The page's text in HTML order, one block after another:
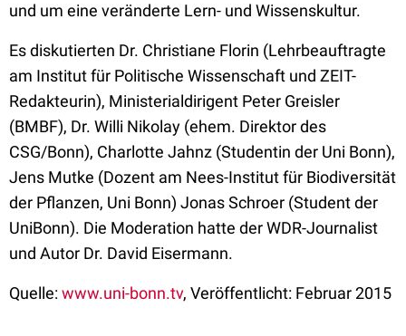
und um eine veränderte Lern- und Wissenskultur.
Es diskutierten Dr. Christiane Florin (Lehrbeauftragte
am Institut für Politische Wissenschaft und ZEIT-
Redakteurin), Ministerialdirigent Peter Greisler
(BMBF), Dr. Willi Nikolay (ehem. Direktor des
CSG/Bonn), Charlotte Jahnz (Studentin der Uni Bonn),
Jens Mutke (Dozent am Nees-Institut für Biodiversität
der Pflanzen, Uni Bonn) Jonas Schroer (Student der
UniBonn). Die Moderation hatte der WDR-Journalist
und Autor Dr. David Eisermann.
Quelle:www.uni-bonn.tv, Veröffentlicht: Februar 2015